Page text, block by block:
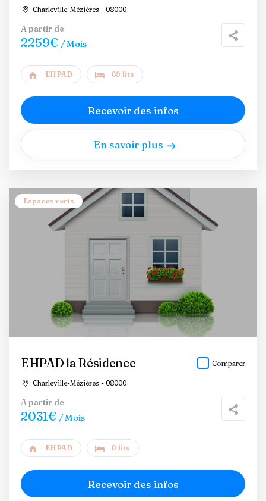
Charleville-Mézières - 08000
A partir de
2259€ / Mois
EHPAD 69 lits
Recevoir des infos
En savoir plus
Espaces verts
EHPAD la Résidence
Charleville-Mézières - 08000
Comparer
A partir de
2031€ / Mois
EHPAD 0 lits
Recevoir des infos